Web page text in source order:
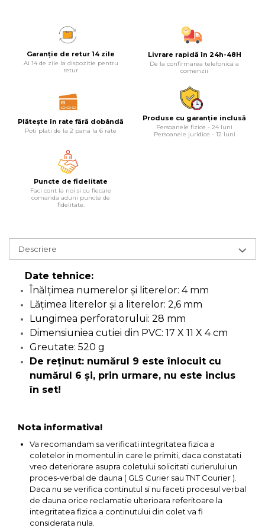
Cric Manual
Ulei Hidraulic
Troliu
Cheie & Adaptor Dinamometric
Echipamente de Siguranta Auto
Stetoscop Auto
Tester Compresie Auto
Dispozitiv Aerisire & Schimbare
Lichid Frana
Intretinere & Cosmetica auto
Scule pentru coloana de
esapament
Scripete Manual
Banc de lucru – tamplarie
Perie de Sarma
Capsator Manual
Poansoane Cifre & Litere
Nicovala fierarie
Chei
Scari
Protectia Muncii
Multidetector
Pistol Silicon (Tub de Silicon)
Termometru Infrarosu
Menghina de banc – tamplarie
si alte domenii
Fierastraie Electrice
Fierastrau cu banda vertical
Foarfeci Electrice
Aspiratoare Profesionale &
Dezumidificatoare de Aer
Profesionale Industriale
Statii & Masini Universale de
Aparate de masurat digitale &
Telemetru laser
Pistoale & Capsatoare Electrice
pentru Cuie si Capse
Aparat / dispozitiv ascutit lant
drujba si accesorii
Masini de Ascutit Panza Circular
Accesorii & Echipamente
Spalatorie Auto
Masina de taiat beton
Utilaje tamplarie / prelucrare
Garanție de retur 14 zile
Ai 14 de zile la dispozitie pentru
retur
Livrare rapidă în 24h-48H
De la confirmarea telefonica a
comenzii
Plătește în rate fără dobândă
Poti plati de la 2 pana la 6 rate
Produse cu garanție inclusă
Persoanele fizice - 24 luni
Persoanele juridice - 12 luni
Puncte de fidelitate
Faci cont la noi si cu fiecare
comanda aduni puncte de
fidelitate.
Descriere
Date tehnice:
Înălţimea numerelor şi literelor: 4 mm
Lăţimea literelor şi a literelor: 2,6 mm
Lungimea perforatorului: 28 mm
Dimensiuniea cutiei din PVC: 17 X 11 X 4 cm
Greutate: 520 g
De reţinut: numărul 9 este înlocuit cu
numărul 6 şi, prin urmare, nu este inclus
în set!
Nota informativa!
Va recomandam sa verificati integritatea fizica a
coletelor in momentul in care le primiti, daca constatati
vreo deteriorare asupra coletului solicitati curierului un
proces-verbal de dauna ( GLS Curier sau TNT Courier ).
Daca nu se verifica continutul si nu faceti procesul verbal
de dauna orice reclamatie ulterioara referitoare la
integritatea fizica a continutului din colet va fi
considerata nula.